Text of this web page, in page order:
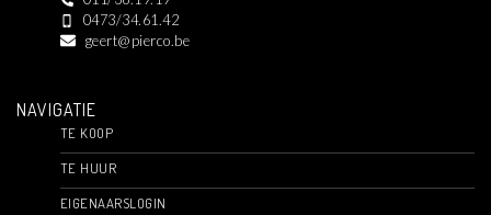
0473/34.61.42
geert@pierco.be
NAVIGATIE
TE KOOP
TE HUUR
EIGENAARSLOGIN